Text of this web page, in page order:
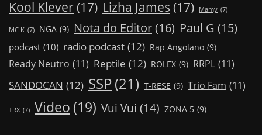
Kool Klever (17) Lizha James (17) Mamy (7)
MC K (7) NGA (9) Nota do Editor(16) Paul G (15)
podcast (10) radio podcast (12) Rap Angolano (9)
Ready Neutro (11) Reptile (12) ROLEX (9) RRPL (11)
SANDOCAN (12) SSP(21) T-RESE (9) Trio Fam (11)
TRX (7) Video (19) Vui Vui (14) ZONA 5 (9)